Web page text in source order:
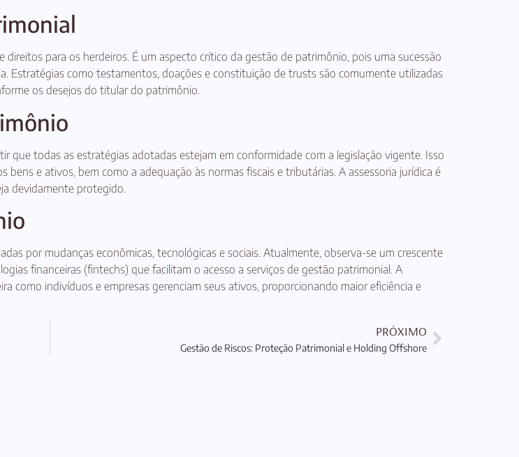
para os herdeiros. É um aspecto crítico da gestão de patrimônio, pois uma sucessão
Estratégias como testamentos, doações e constituição de trusts são comumente utilizadas
os desejos do titular do patrimônio.
que todas as estratégias adotadas estejam em conformidade com a legislação vigente. Isso
e ativos, bem como a adequação às normas fiscais e tributárias. A assessoria jurídica é
devidamente protegido.
por mudanças econômicas, tecnológicas e sociais. Atualmente, observa-se um crescente
financeiras (fintechs) que facilitam o acesso a serviços de gestão patrimonial. A
como indivíduos e empresas gerenciam seus ativos, proporcionando maior eficiência e
PRÓXIMO
Gestão de Riscos: Proteção Patrimonial e Holding Offshore